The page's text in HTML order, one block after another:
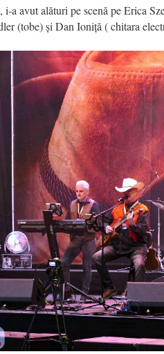
i-a avut alături pe scenă peErica
(tobe)şi Dan Ioniţă ( chitara